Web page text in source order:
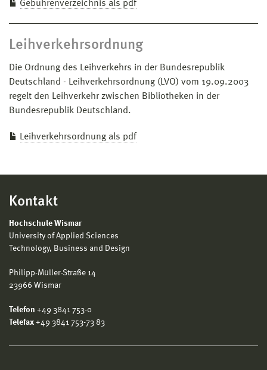
Gebührenverzeichnis als pdf
Leihverkehrsordnung
Die Ordnung des Leihverkehrs in der Bundesrepublik
Deutschland - Leihverkehrsordnung (LVO) vom 19.09.2003
regelt den Leihverkehr zwischen Bibliotheken in der
Bundesrepublik Deutschland.
Leihverkehrsordnung als pdf
Kontakt
Hochschule Wismar
University of Applied Sciences
Technology, Business and Design
Philipp-Müller-Straße 14
23966 Wismar
Telefon +49 3841 753-0
Telefax +49 3841 753-73 83